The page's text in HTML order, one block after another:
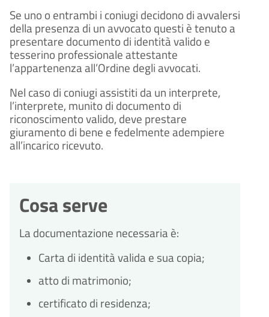
Se uno o entrambi i coniugi decidono di avvalersi
della presenza di un avvocato questi è tenuto a
presentare documento di identità valido e
tesserino professionale attestante
l’appartenenza all’Ordine degli avvocati.
Nel caso di coniugi assistiti da un interprete,
l’interprete, munito di documento di
riconoscimento valido, deve prestare
giuramento di bene e fedelmente adempiere
all’incarico ricevuto.
Cosa serve
La documentazione necessaria è:
Carta di identità valida e sua copia;
atto di matrimonio;
certificato di residenza;